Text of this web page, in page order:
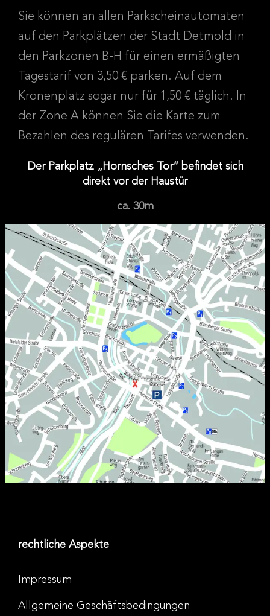
Sie können an allen Parkscheinautomaten
auf den Parkplätzen der Stadt Detmold in
den Parkzonen B-H für einen ermäßigten
Tagestarif von 3,50 € parken. Auf dem
Kronenplatz sogar nur für 1,50 € täglich. In
der Zone A können Sie die Karte zum
Bezahlen des regulären Tarifes verwenden.
Der Parkplatz „Hornsches Tor“ befindet sich
direkt vor der Haustür
ca. 30m
rechtliche Aspekte
Impressum
Allgemeine Geschäftsbedingungen